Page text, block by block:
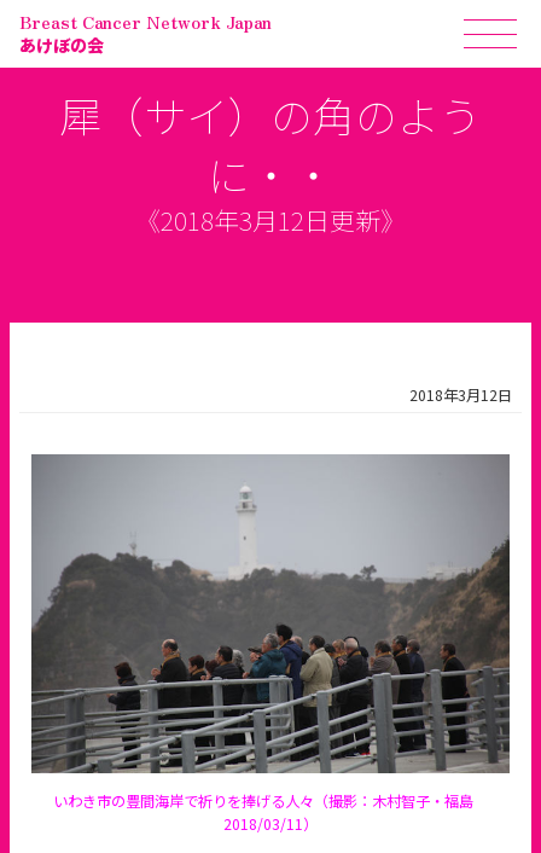
Breast Cancer Network Japan
あけぼの会
犀（サイ）の角のよう
に・・
《2018年3月12日更新》
2018年3月12日
いわき市の豊間海岸で祈りを捧げる人々（撮影：木村智子・福島
2018/03/11）